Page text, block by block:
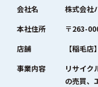
会社名
株式会社
本社住所
〒263-
店舗
【稲毛
事業内容
リサイク
の売買、